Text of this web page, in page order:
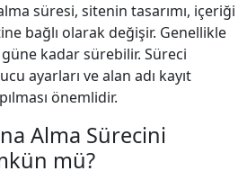
süresi, sitenin tasarımı, içeriği
bağlı olarak değişir. Genellikle
kadar sürebilir. Süreci
ayarları ve alan adı kayıt
önemlidir.
Alma Sürecini
mü?